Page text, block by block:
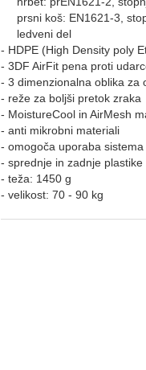
prsni koš: EN1621-3,
ledveni del
- HDPE (High Density poly
- 3DF AirFit pena proti
- 3 dimenzionalna oblika za
- reže za boljši pretok zraka
- MoistureCool in AirMesh
- anti mikrobni materiali
- omogoča uporaba
- sprednje in zadnje
- teža: 1450 g
- velikost: 70 - 90 kg